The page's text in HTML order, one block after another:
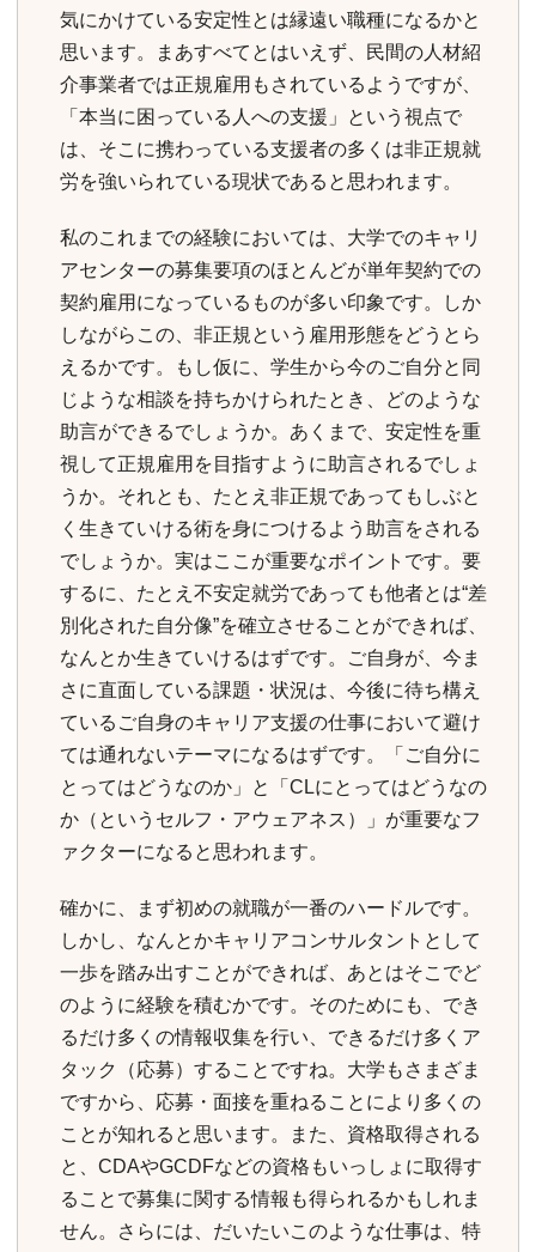
気にかけている安定性とは縁遠い職種になるかと
思います。まあすべてとはいえず、民間の人材紹
介事業者では正規雇用もされているようですが、
「本当に困っている人への支援」という視点で
は、そこに携わっている支援者の多くは非正規就
労を強いられている現状であると思われます。
私のこれまでの経験においては、大学でのキャリ
アセンターの募集要項のほとんどが単年契約での
契約雇用になっているものが多い印象です。しか
しながらこの、非正規という雇用形態をどうとら
えるかです。もし仮に、学生から今のご自分と同
じような相談を持ちかけられたとき、どのような
助言ができるでしょうか。あくまで、安定性を重
視して正規雇用を目指すように助言されるでしょ
うか。それとも、たとえ非正規であってもしぶと
く生きていける術を身につけるよう助言をされる
でしょうか。実はここが重要なポイントです。要
するに、たとえ不安定就労であっても他者とは“差
別化された自分像”を確立させることができれば、
なんとか生きていけるはずです。ご自身が、今ま
さに直面している課題・状況は、今後に待ち構え
ているご自身のキャリア支援の仕事において避け
ては通れないテーマになるはずです。「ご自分に
とってはどうなのか」と「CLにとってはどうなの
か（というセルフ・アウェアネス）」が重要なフ
ァクターになると思われます。
確かに、まず初めの就職が一番のハードルです。
しかし、なんとかキャリアコンサルタントとして
一歩を踏み出すことができれば、あとはそこでど
のように経験を積むかです。そのためにも、でき
るだけ多くの情報収集を行い、できるだけ多くア
タック（応募）することですね。大学もさまざま
ですから、応募・面接を重ねることにより多くの
ことが知れると思います。また、資格取得される
と、CDAやGCDFなどの資格もいっしょに取得す
ることで募集に関する情報も得られるかもしれま
せん。さらには、だいたいこのような仕事は、特